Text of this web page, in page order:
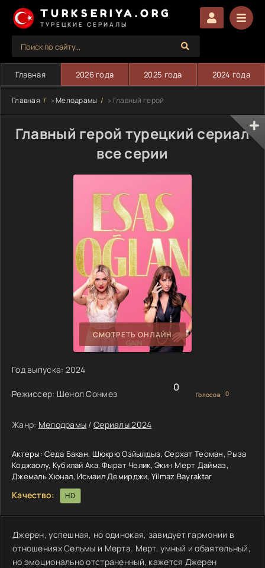
TURKSERIYA.ORG
ТУРЕЦКИЕ СЕРИАЛЫ
Главная 2026 года 2025 года 2024 года
Главная »Мелодрамы » Главный герой
Главный герой турецкий сериал
все серии
СМОТРЕТЬ ОНЛАЙН
Год выпуска: 2024
Режиссер: Шенол Сонмез
Жанр: Мелодрамы /Сериалы 2024
0
Голосов: 0
Актеры: Седа Бакан, Шюкрю Озйылдыз, Серхат Теоман, Рыза
Коджаолу, Кубилай Ака, Фырат Челик, Экин Мерт Даймаз,
Джемаль Хюнал, Исмаил Демирджи, Yilmaz Bayraktar
Качество: HD
Джерен, успешная, но одинокая, завидует гармонии в
отношениях Сельмы и Мерта. Мерт, умный и обаятельный,
но эмоционально отстраненный, кажется Джерен